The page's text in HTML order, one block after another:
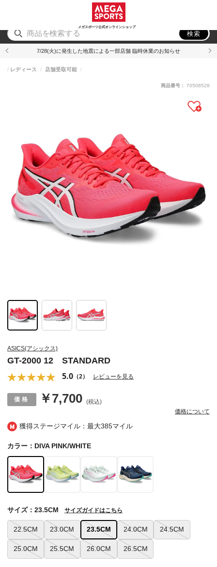
メガスポーツ公式オンラインショップ
アウトドア
検索
7/28(火)に発生した地震による一部店舗 臨時休業のお知らせ
獲得ステージマイル：最大385マイル
ASICS(アシックス)
GT-2000 12 STANDARD
5.0 （2） レビューを見る
レディース 店舗受取可能
￥7,700 (税込)
価格について
商品番号： 70508528
カラー：DIVA PINK/WHITE
22.5CM 23.0CM 23.5CM 24.0CM 24.5CM
25.0CM 25.5CM 26.0CM 26.5CM
サイズ：23.5CM サイズガイドはこちら